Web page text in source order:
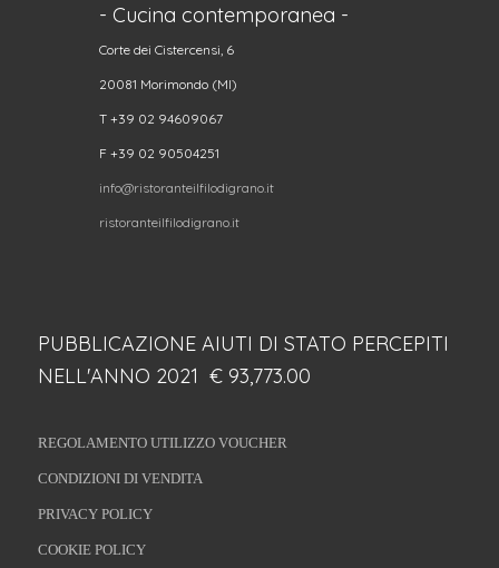
- Cucina contemporanea -
Corte dei Cistercensi, 6
20081 Morimondo (MI)
T +39 02 94609067
F +39 02 90504251
info@ristoranteilfilodigrano.it
ristoranteilfilodigrano.it
PUBBLICAZIONE AIUTI DI STATO PERCEPITI
NELL'ANNO 2021 € 93,773.00
REGOLAMENTO UTILIZZO VOUCHER
CONDIZIONI DI VENDITA
PRIVACY POLICY
COOKIE POLICY